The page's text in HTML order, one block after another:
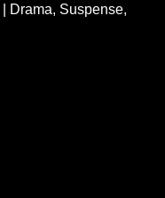
Drama, Suspense,